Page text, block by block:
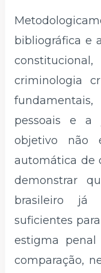
bibliográfica e
criminologia
pessoais e a
objetivo não
automática de
demonstrar
brasileiro já
suficientes
estigma
comparação,